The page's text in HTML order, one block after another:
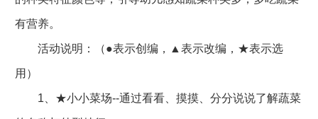
有营养。
活动说明：（●表示创编，▲表示改编，★表示选
用）
1、★小小菜场--通过看看、摸摸、分分说说了解蔬菜